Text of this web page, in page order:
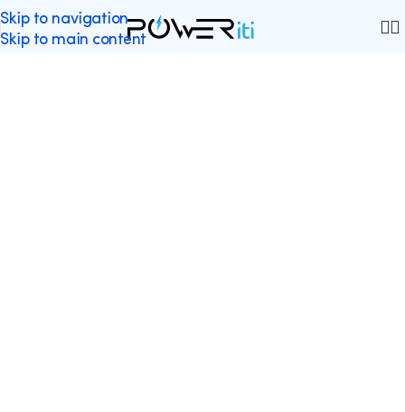
Skip to navigation
Skip to main content